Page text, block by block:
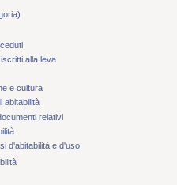
alla leva
e cultura
abitabilità
relativi
d'abitabilità e d'uso